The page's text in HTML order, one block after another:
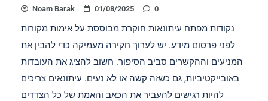
Noam Barak 01/08/2025 0
נקודות מפתח עיתונאות חוקרת מבוססת על אימות מקורות
לפני פרסום מידע. יש לערוך חקירה מעמיקה כדי להבין את
המניעים וההקשרים סביב הסיפור. חשוב להציג את העובדות
באובייקטיביות, גם כשזה קשה או לא נעים. עיתונאים צריכים
להיות רגישים להעביר את הכאב והאמת של כל הצדדים